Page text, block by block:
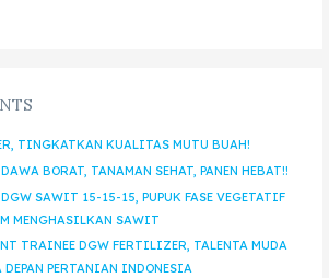
TINGKATKAN KUALITAS MUTU BUAH!
BORAT, TANAMAN SEHAT, PANEN HEBAT!!
DGW SAWIT 15-15-15, PUPUK FASE VEGETATIF
MENGHASILKAN SAWIT
TRAINEE DGW FERTILIZER, TALENTA MUDA
PERTANIAN INDONESIA